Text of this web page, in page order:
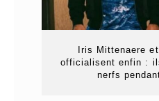
Iris Mittenaere
officialisent enfin :
nerfs